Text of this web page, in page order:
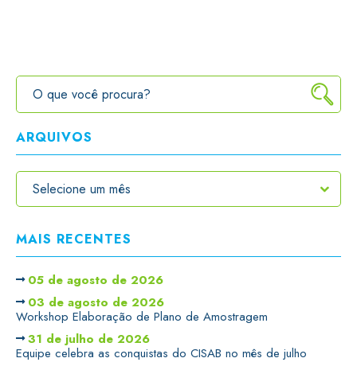
ARQUIVOS
MAIS RECENTES
05 de agosto de 2026
03 de agosto de 2026
Workshop Elaboração de Plano de Amostragem
31 de julho de 2026
Equipe celebra as conquistas do CISAB no mês de julho